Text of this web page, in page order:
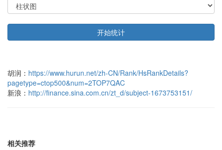
开始统计
胡润： https://www.hurun.net/zh-CN/Rank/HsRankDetails?
pagetype=ctop500&num=2TOP7QAC
新浪： http://finance.sina.com.cn/zt_d/subject-1673753151/
相关推荐